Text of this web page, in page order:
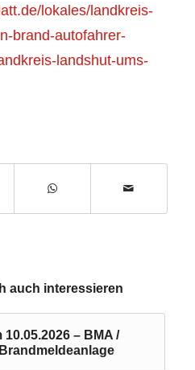
lokales/landkreis-
brand-autofahrer-
landshut-ums-
auch interessieren
10.05.2026 – BMA /